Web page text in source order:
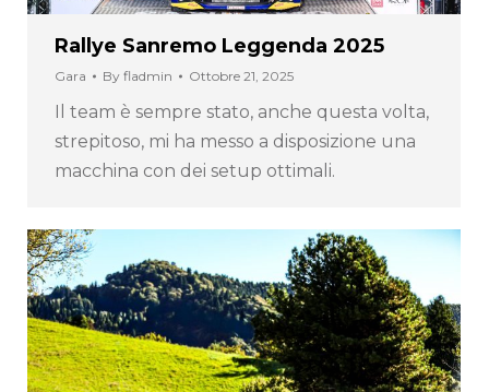
Rallye Sanremo Leggenda 2025
Gara By fladmin Ottobre 21, 2025
Il team è sempre stato, anche questa volta,
strepitoso, mi ha messo a disposizione una
macchina con dei setup ottimali.